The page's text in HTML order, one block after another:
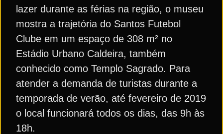
lazer durante as férias na região, o museu
mostra a trajetória do Santos Futebol
Clube em um espaço de 308 m² no
Estádio Urbano Caldeira, também
conhecido como Templo Sagrado. Para
atender a demanda de turistas durante a
temporada de verão, até fevereiro de 2019
o local funcionará todos os dias, das 9h às
18h.